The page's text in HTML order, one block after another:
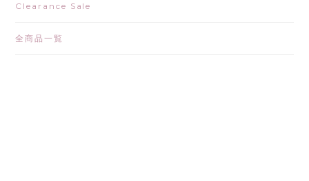
Clearance Sale
全商品一覧